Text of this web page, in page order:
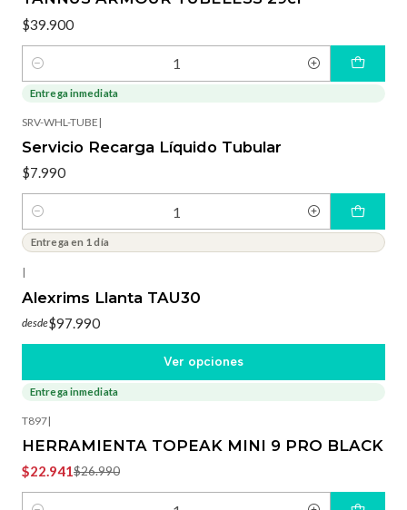
$39.900
Cantidad
Entrega inmediata
SRV-WHL-TUBE |
Servicio Recarga Líquido Tubular
$7.990
Cantidad
Entrega en 1 día
|
Alexrims Llanta TAU30
desde$97.990
Ver opciones
-15%
Entrega inmediata
T897|
HERRAMIENTA TOPEAK MINI 9 PRO BLACK
$22.941$26.990